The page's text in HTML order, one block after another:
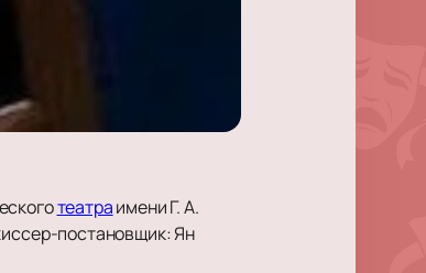
театраимени Г. А.
постановщик: Ян